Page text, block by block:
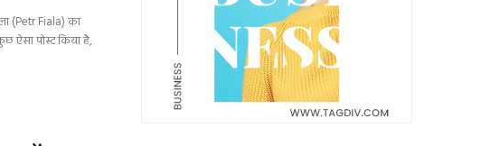
(Petr Fiala) का
ऐसा पोस्‍ट किया है,